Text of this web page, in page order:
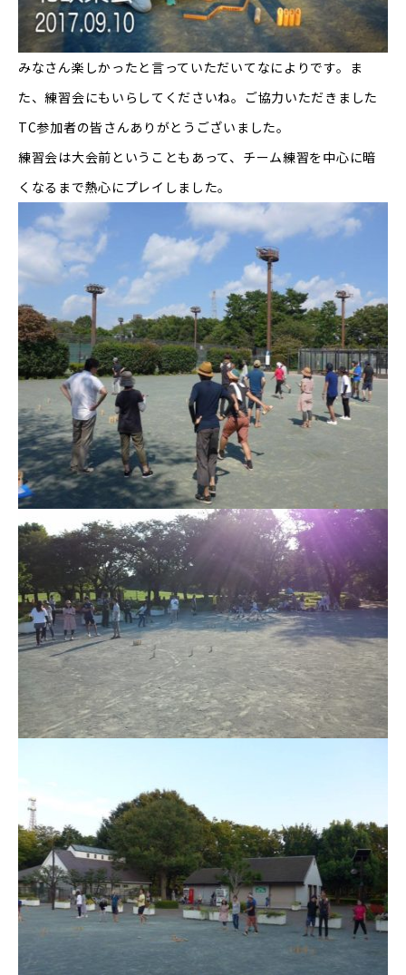
みなさん楽しかったと言っていただいてなによりです。ま
た、練習会にもいらしてくださいね。ご協力いただきました
TC参加者の皆さんありがとうございました。
練習会は大会前ということもあって、チーム練習を中心に暗
くなるまで熱心にプレイしました。